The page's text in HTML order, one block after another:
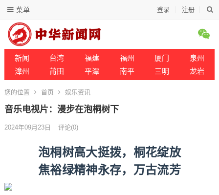
登录 注册
菜单
新闻 台湾 福建 福州 厦门
泉州
漳州
莆田 平潭 南平 三明 龙岩
您的位置 首页 娱乐资讯
音乐电视片：漫步在泡桐树下
2024年09月23日 评论(0)
泡桐树高大挺拨，桐花绽放
焦裕绿精神永存，万古流芳